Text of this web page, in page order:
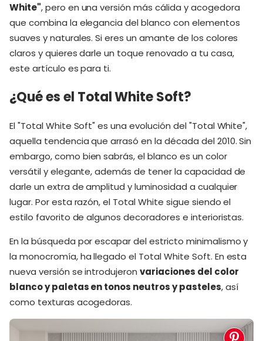
White", pero en una versión más cálida y acogedora
que combina la elegancia del blanco con elementos
suaves y naturales. Si eres un amante de los colores
claros y quieres darle un toque renovado a tu casa,
este artículo es para ti.
¿Qué es el Total White Soft?
El "Total White Soft" es una evolución del "Total White",
aquella tendencia que arrasó en la década del 2010. Sin
embargo, como bien sabrás, el blanco es un color
versátil y elegante, además de tener la capacidad de
darle un extra de amplitud y luminosidad a cualquier
lugar. Por esta razón, el Total White sigue siendo el
estilo favorito de algunos decoradores e interioristas.
En la búsqueda por escapar del estricto minimalismo y
la monocromía, ha llegado el Total White Soft. En esta
nueva versión se introdujeronvariaciones del color
blanco y paletas en tonos neutros y pasteles, así
como texturas acogedoras.